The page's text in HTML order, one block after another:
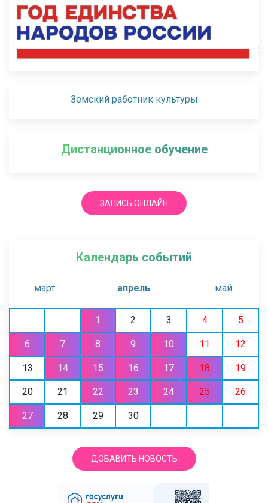
Земский работник культуры
Дистанционное обучение
ЗАПИСЬ ОНЛАЙН
Календарь событий
март апрель май
1 2 3 4 5
6 7 8 9 10 11 12
13 14 15 16 17 18 19
20 21 22 23 24 25 26
27 28 29 30
ДОБАВИТЬ НОВОСТЬ